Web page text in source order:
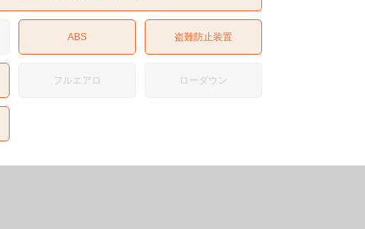
ABS 盗難防止装置
フルエアロ ローダウン